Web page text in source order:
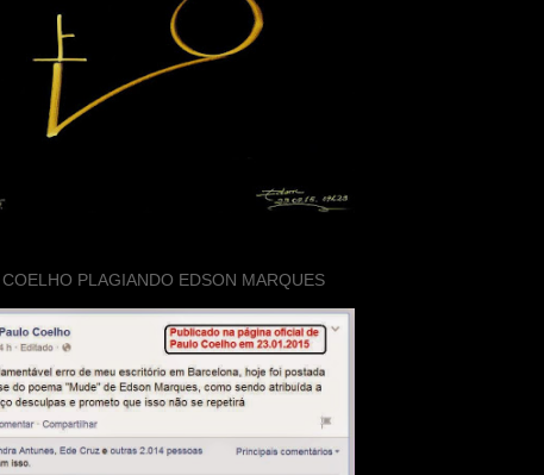
COELHO PLAGIANDO EDSON MARQUES